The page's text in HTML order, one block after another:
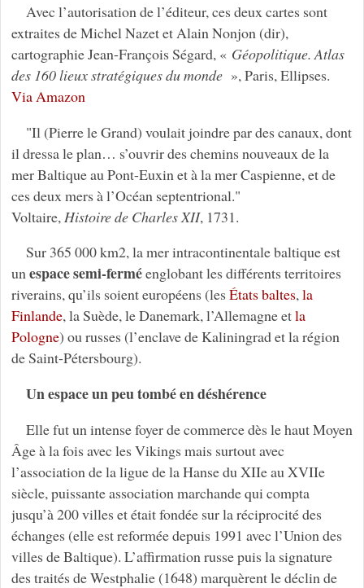
Avec l’autorisation de l’éditeur, ces deux cartes sont
extraites de Michel Nazet et Alain Nonjon (dir),
cartographie Jean-François Ségard, « Géopolitique. Atlas
des 160 lieux stratégiques du monde », Paris, Ellipses.
Via Amazon
"Il (Pierre le Grand) voulait joindre par des canaux, dont
il dressa le plan… s’ouvrir des chemins nouveaux de la
mer Baltique au Pont-Euxin et à la mer Caspienne, et de
ces deux mers à l’Océan septentrional."
Voltaire, Histoire de Charles XII, 1731.
Sur 365 000 km2, la mer intracontinentale baltique est
unespace semi-ferméenglobant les différents territoires
riverains, qu’ils soient européens (les États baltes,la
Finlande, la Suède, le Danemark, l’Allemagne etla
Pologne) ou russes (l’enclave de Kaliningrad et la région
de Saint-Pétersbourg).
Un espace un peu tombé en déshérence
Elle fut un intense foyer de commerce dès le haut Moyen
Âge à la fois avec les Vikings mais surtout avec
l’association de la ligue de la Hanse du XIIe au XVIIe
siècle, puissante association marchande qui compta
jusqu’à 200 villes et était fondée sur la réciprocité des
échanges (elle est reformée depuis 1991 avec l’Union des
villes de Baltique). L’affirmation russe puis la signature
des traités de Westphalie (1648) marquèrent le déclin de